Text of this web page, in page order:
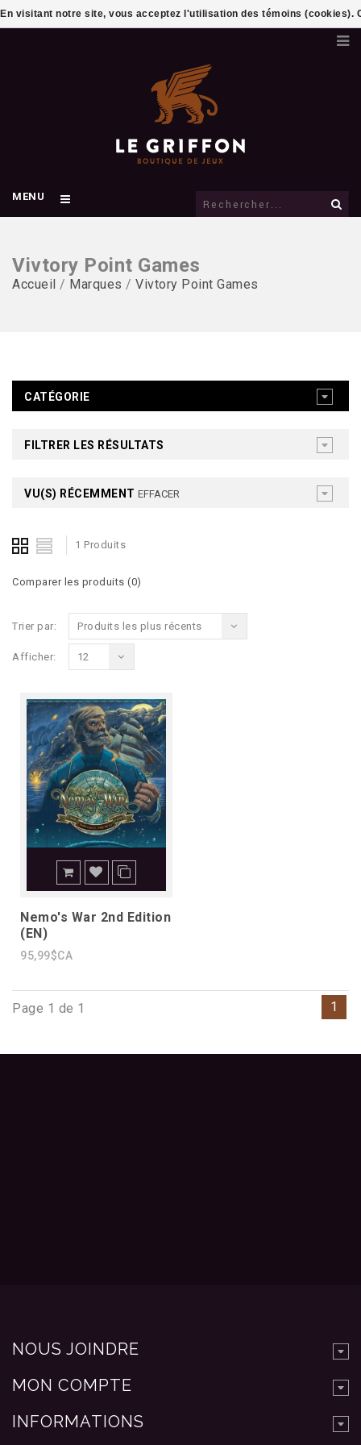
MENU
Vivtory Point Games
Accueil / Marques / Vivtory Point Games
CATÉGORIE
FILTRER LES RÉSULTATS
VU(S) RÉCEMMENT EFFACER
1 Produits
Comparer les produits (0)
Trier par: Produits les plus récents
Afficher: 12
Nemo's War 2nd Edition
(EN)
95,99$CA
Page 1 de 1 1
NOUS JOINDRE
MON COMPTE
INFORMATIONS
En visitant notre site, vous acceptez l'utilisation des témoins